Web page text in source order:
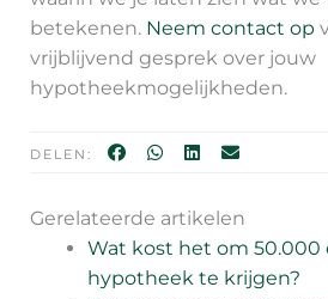
betekenen. Neem contact op
vrijblijvend gesprek over jouw
hypotheekmogelijkheden.
DELEN:
Gerelateerde artikelen
Wat kost het om 50.000
hypotheek te krijgen?